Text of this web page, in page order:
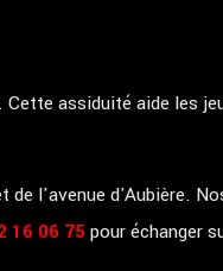
assiduité aide les
l'avenue d'Aubière.
16 06 75pour échanger